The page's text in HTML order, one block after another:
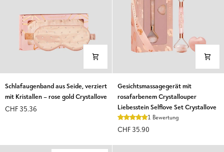
Schlafaugenband
verziert
–
Schlafaugenband aus Seide, verziert
mit Kristallen – rose gold Crystallove
CHF 35.36
Gesichtsmassagegerät
rosafarbenem
Crystallouper
Set
Gesichtsmassagegerät mit
rosafarbenem Crystallouper
Liebesstein Selflove Set Crystallove
1 Bewertung
CHF 35.90